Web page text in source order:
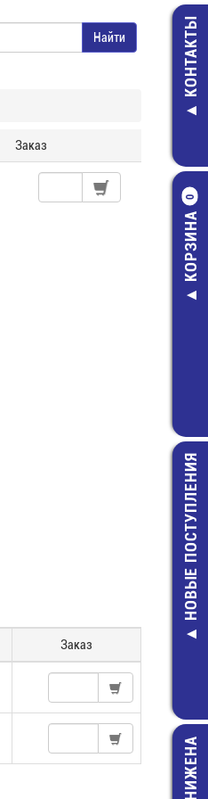
КОНТАКТЫ
КОРЗИНА
0
S1014
НОВЫЕ ПОСТУПЛЕНИЯ
Заказ
Заказ